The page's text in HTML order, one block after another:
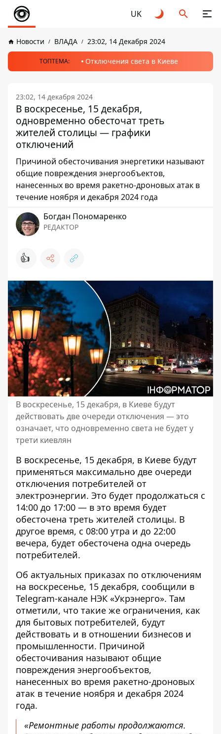
UK
Новости ВЛАДА 23:02, 14 Декабря 2024
ТОПТЕМА: Отключения света в Киеве
23:02, 14 декабря 2024
В воскресенье, 15 декабря,
одновременно обесточат треть
жителей столицы — графики
отключений
Причиной обесточивания энергетики называют
общие повреждения энергообъектов,
нанесенных во время ракетно-дроновых атак в
течение ноября и декабря 2024 года
Богдан Пономаренко
РЕДАКТОР
👍
В воскресенье, 15 декабря, в Киеве будут
действовать две очереди отключения — это
означает, что одновременно света не будет у
трети киевлян
В воскресенье, 15 декабря, в Киеве будут
применяться максимально две очереди
отключения потребителей от
электроэнергии. Это будет продолжаться с
14:00 до 17:00 — в это время будет
обесточена треть жителей столицы. В
другое время, с 08:00 утра и до 22:00
вечера, будет обесточена одна очередь
потребителей.
Об актуальных приказах по отключениям
на воскресенье, 15 декабря, сообщили в
Telegram-канале НЭК «Укрэнерго». Там
отметили, что такие же ограничения, как
для бытовых потребителей, будут
действовать и в отношении бизнесов и
промышленности. Причиной
обесточивания называют общие
повреждения энергообъектов,
нанесенных во время ракетно-дроновых
атак в течение ноября и декабря 2024
года.
«Ремонтные работы продолжаются.